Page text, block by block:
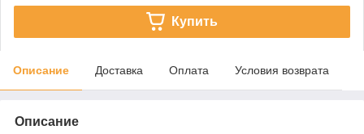
Купить
Описание Доставка Оплата Условия возврата
Описание